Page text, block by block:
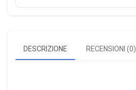
DESCRIZIONE RECENSIONI (0)